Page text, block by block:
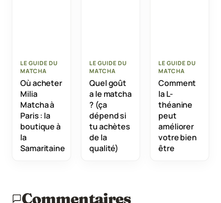
LE GUIDE DU
MATCHA
Où acheter
Milia
Matcha à
Paris : la
boutique à
la
Samaritaine
LE GUIDE DU
MATCHA
Quel goût
a le matcha
? (ça
dépend si
tu achètes
de la
qualité)
LE GUIDE DU
MATCHA
Comment
la L-
théanine
peut
améliorer
votre bien
être
Commentaires